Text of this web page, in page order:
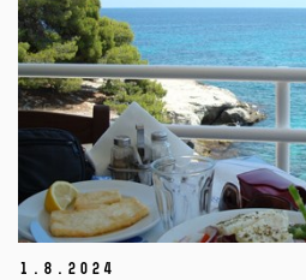
1. 8. 2024